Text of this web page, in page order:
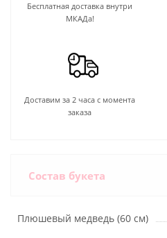
Бесплатная доставка внутри
МКАДа!
Доставим за 2 часа с момента
заказа
Состав букета
Плюшевый медведь (60 см)